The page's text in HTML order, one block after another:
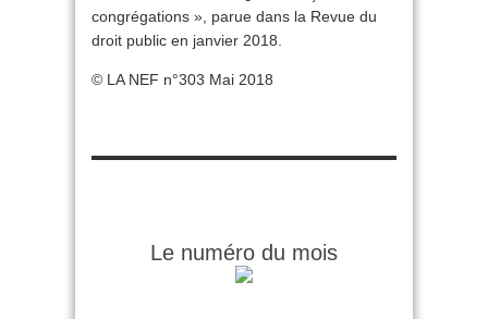
congrégations », parue dans la Revue du
droit public en janvier 2018.
© LA NEF n°303 Mai 2018
Le numéro du mois